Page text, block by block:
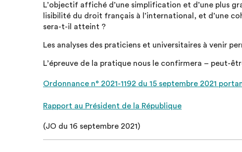
L’objectif affiché d’une simplification et d’une plus
lisibilité du droit français à l’international, et d’une
sera-t-il atteint ?
Les analyses des praticiens et universitaires à venir
L’épreuve de la pratique nous le confirmera – peut-
Ordonnance n° 2021-1192 du 15 septembre 2021
Rapport au Président de la République
(JO du 16 septembre 2021)